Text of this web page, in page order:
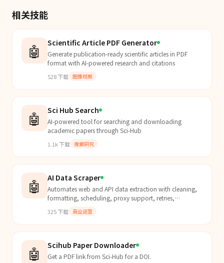
相关技能
🤖 Scientific Article PDF Generator
Generate publication-ready scientific articles in PDF
format with AI-powered research and citations
528下载 图像视频
🤖 Sci Hub Search
AI-powered tool for searching and downloading
academic papers through Sci-Hub
1.1k下载 搜索研究
🤖 AI Data Scraper
Automates web and API data extraction with cleaning,
formatting, scheduling, proxy support, retries,
325下载 商业运营
🤖 Scihub Paper Downloader
Get a PDF link from Sci-Hub for a DOI.